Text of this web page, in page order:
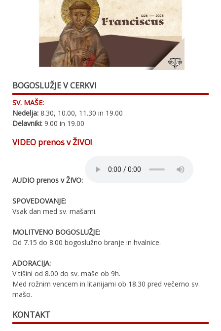
BOGOSLUŽJE V CERKVI
SV. MAŠE:
Nedelja: 8.30, 10.00, 11.30 in 19.00
Delavniki: 9.00 in 19.00
VIDEO prenos v ŽIVO!
AUDIO prenos v ŽIVO:
SPOVEDOVANJE:
Vsak dan med sv. mašami.
MOLITVENO BOGOSLUŽJE:
Od 7.15 do 8.00 bogoslužno branje in hvalnice.
ADORACIJA:
V tišini od 8.00 do sv. maše ob 9h.
Med rožnim vencem in litanijami ob 18.30 pred večerno sv.
mašo.
KONTAKT